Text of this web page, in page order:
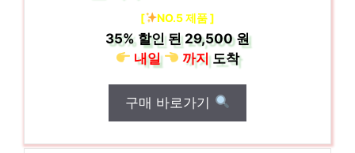
[ NO.5 제품 ]
35% 할인 된29,500 원
내일
까지도착
구매 바로가기